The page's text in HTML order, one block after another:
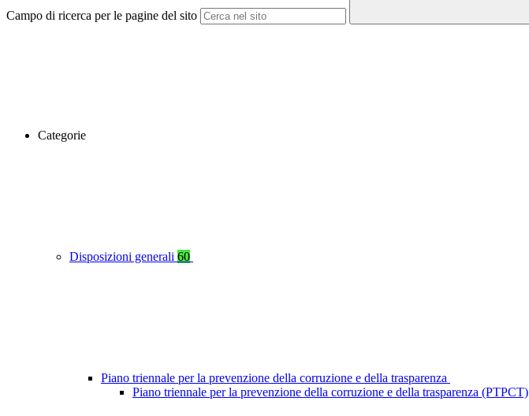
Campo di ricerca per le pagine del sito
Categorie
Disposizioni generali 60
Piano triennale per la prevenzione della corruzione e della trasparenza
Piano triennale per la prevenzione della corruzione e della trasparenza (PTPCT)